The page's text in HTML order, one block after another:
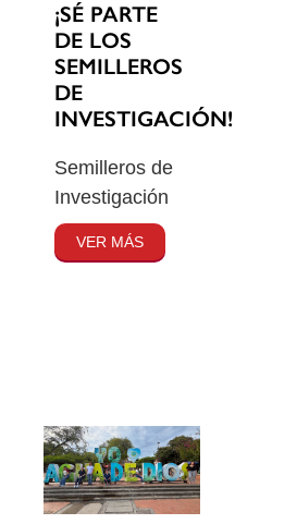
¡SÉ PARTE
DE LOS
SEMILLEROS
DE
INVESTIGACIÓN!
Semilleros de
Investigación
VER MÁS